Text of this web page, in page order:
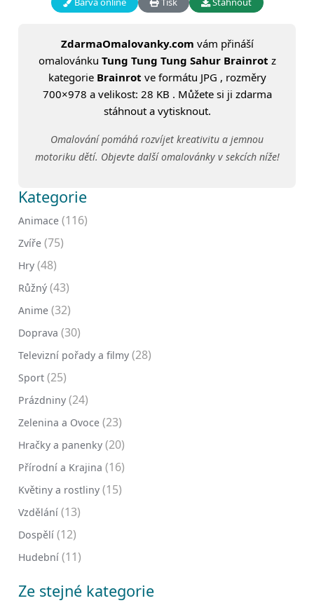
ZdarmaOmalovanky.com vám přináší
omalovánku Tung Tung Tung Sahur Brainrot z
kategorie Brainrot ve formátu JPG , rozměry
700×978 a velikost: 28 KB . Můžete si ji zdarma
stáhnout a vytisknout.
Omalování pomáhá rozvíjet kreativitu a jemnou
motoriku dětí. Objevte další omalovánky v sekcích níže!
Kategorie
Animace (116)
Zvíře (75)
Hry (48)
Růžný (43)
Anime (32)
Doprava (30)
Televizní pořady a filmy (28)
Sport (25)
Prázdniny (24)
Zelenina a Ovoce (23)
Hračky a panenky (20)
Přírodní a Krajina (16)
Květiny a rostliny (15)
Vzdělání (13)
Dospělí (12)
Hudební (11)
Ze stejné kategorie